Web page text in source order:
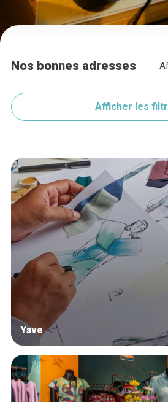
Nos bonnes adresses
Afficher les
Yave